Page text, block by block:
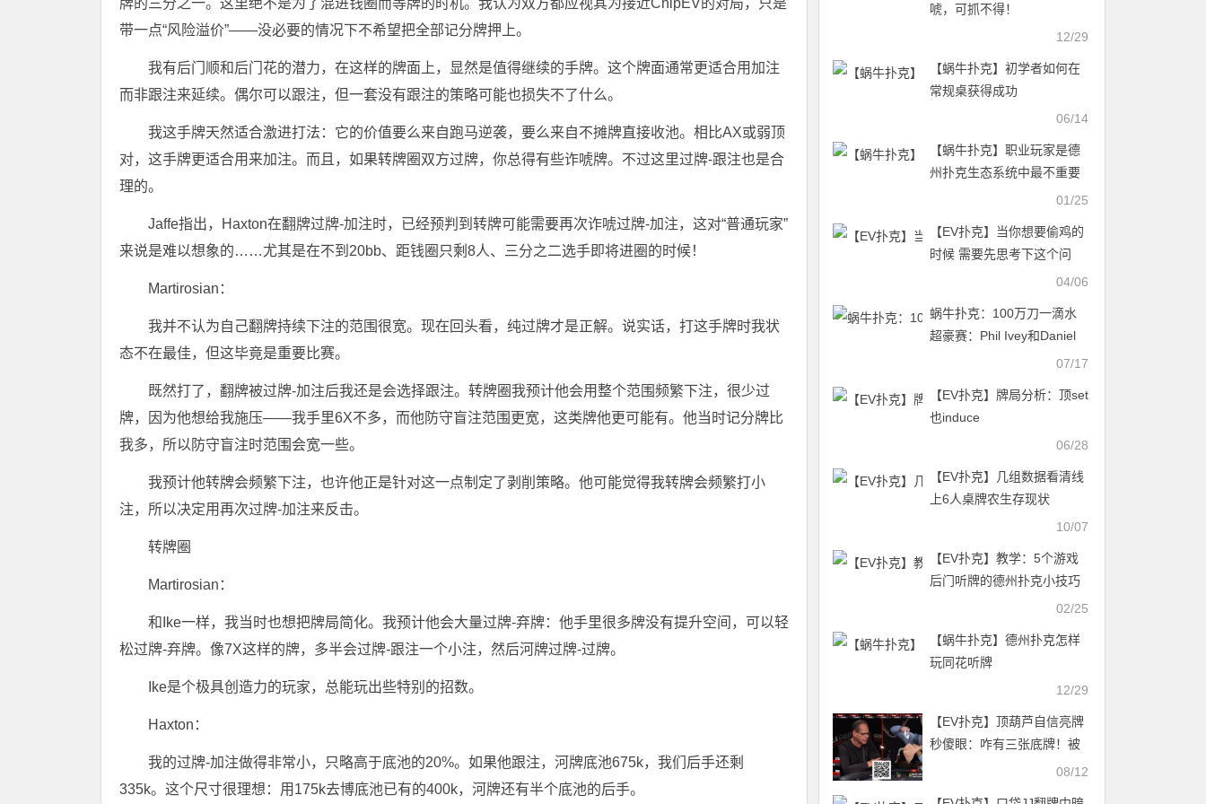
牌的三分之一。这里绝不是为了混进钱圈而等牌的时机。我认为双方都应视其为接近ChipEV的对局，只是
带一点“风险溢价”——没必要的情况下不希望把全部记分牌押上。
我有后门顺和后门花的潜力，在这样的牌面上，显然是值得继续的手牌。这个牌面通常更适合用加注
而非跟注来延续。偶尔可以跟注，但一套没有跟注的策略可能也损失不了什么。
我这手牌天然适合激进打法：它的价值要么来自跑马逆袭，要么来自不摊牌直接收池。相比AX或弱顶
对，这手牌更适合用来加注。而且，如果转牌圈双方过牌，你总得有些诈唬牌。不过这里过牌-跟注也是合
理的。
Jaffe指出，Haxton在翻牌过牌-加注时，已经预判到转牌可能需要再次诈唬过牌-加注，这对“普通玩家”
来说是难以想象的……尤其是在不到20bb、距钱圈只剩8人、三分之二选手即将进圈的时候！
Martirosian：
我并不认为自己翻牌持续下注的范围很宽。现在回头看，纯过牌才是正解。说实话，打这手牌时我状
态不在最佳，但这毕竟是重要比赛。
既然打了，翻牌被过牌-加注后我还是会选择跟注。转牌圈我预计他会用整个范围频繁下注，很少过
牌，因为他想给我施压——我手里6X不多，而他防守盲注范围更宽，这类牌他更可能有。他当时记分牌比
我多，所以防守盲注时范围会宽一些。
我预计他转牌会频繁下注，也许他正是针对这一点制定了剥削策略。他可能觉得我转牌会频繁打小
注，所以决定用再次过牌-加注来反击。
转牌圈
Martirosian：
和Ike一样，我当时也想把牌局简化。我预计他会大量过牌-弃牌：他手里很多牌没有提升空间，可以轻
松过牌-弃牌。像7X这样的牌，多半会过牌-跟注一个小注，然后河牌过牌-过牌。
Ike是个极具创造力的玩家，总能玩出些特别的招数。
Haxton：
我的过牌-加注做得非常小，只略高于底池的20%。如果他跟注，河牌底池675k，我们后手还剩
335k。这个尺寸很理想：用175k去博底池已有的400k，河牌还有半个底池的后手。
唬，可抓不得！
12/29
【蜗牛扑克】初学者如何在
常规桌获得成功
06/14
【蜗牛扑克】职业玩家是德
州扑克生态系统中最不重要
01/25
【EV扑克】当你想要偷鸡的
时候 需要先思考下这个问
04/06
蜗牛扑克：100万刀一滴水
超豪赛：Phil Ivey和Daniel
07/17
【EV扑克】牌局分析：顶set
也induce
06/28
【EV扑克】几组数据看清线
上6人桌牌农生存现状
10/07
【EV扑克】教学：5个游戏
后门听牌的德州扑克小技巧
02/25
【蜗牛扑克】德州扑克怎样
玩同花听牌
12/29
【EV扑克】顶葫芦自信亮牌
秒傻眼：咋有三张底牌！被
08/12